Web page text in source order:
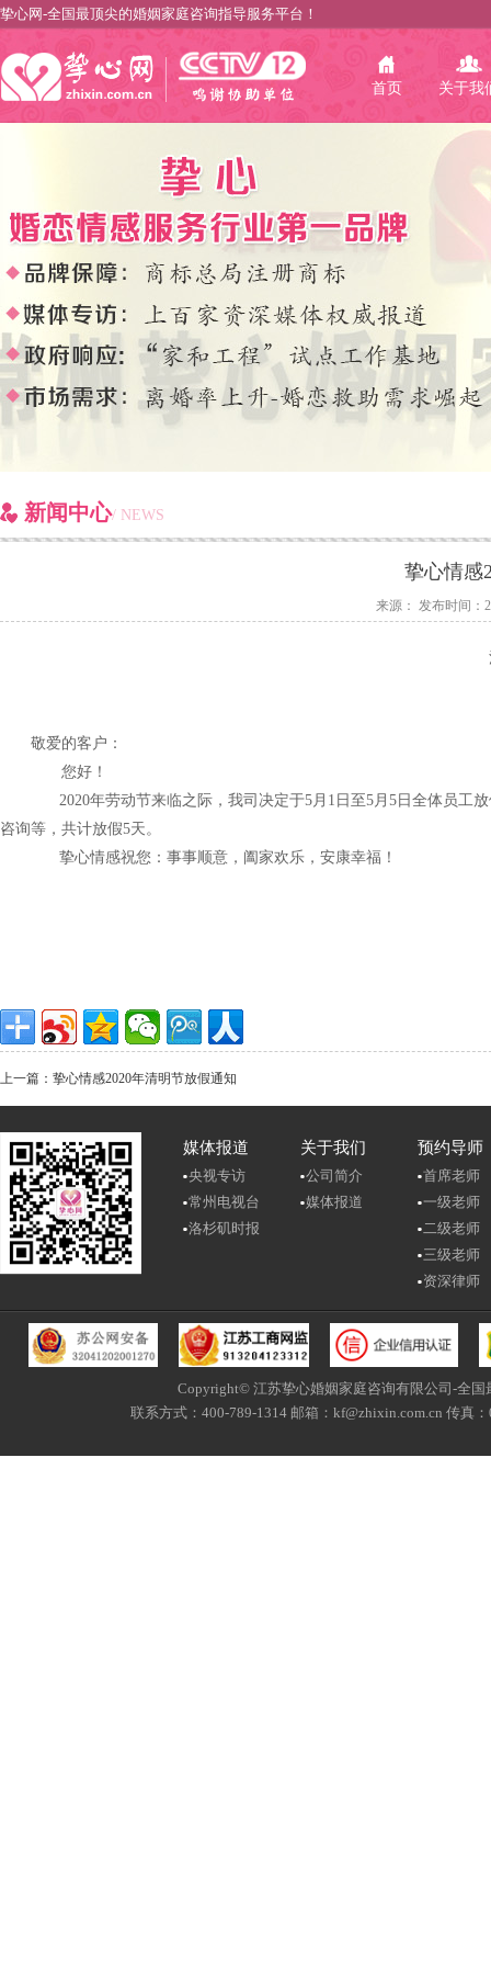
挚心网-全国最顶尖的婚姻家庭咨询指导服务平台！
首页 关于我
新闻中心/ NEWS
挚心情感
来源： 发布时间：
敬爱的客户：
您好！
2020年劳动节来临之际，我司决定于5月1日至5月5日全体员工
咨询等，共计放假5天。
挚心情感祝您：事事顺意，阖家欢乐，安康幸福！
上一篇：挚心情感2020年清明节放假通知
媒体报道
央视专访
常州电视台
洛杉矶时报
关于我们
公司简介
媒体报道
预约导师
首席老师
一级老师
二级老师
三级老师
资深律师
Copyright© 江苏挚心婚姻家庭咨询有限公司-全
联系方式：400-789-1314 邮箱：kf@zhixin.com.cn 传真